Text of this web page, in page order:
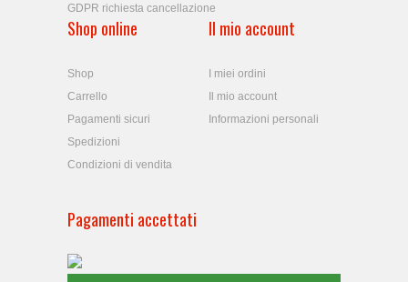
GDPR richiesta cancellazione
Shop online
Shop
Carrello
Pagamenti sicuri
Spedizioni
Condizioni di vendita
Il mio account
I miei ordini
Il mio account
Informazioni personali
Pagamenti accettati